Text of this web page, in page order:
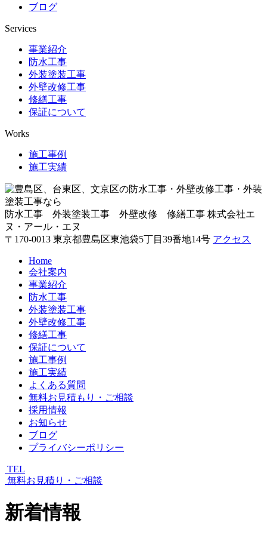
ブログ
Services
事業紹介
防水工事
外装塗装工事
外壁改修工事
修繕工事
保証について
Works
施工事例
施工実績
防水工事 外装塗装工事 外壁改修 修繕工事 株式会社エ
ヌ・アール・エヌ
〒170-0013 東京都豊島区東池袋5丁目39番地14号 アクセス
Home
会社案内
事業紹介
防水工事
外装塗装工事
外壁改修工事
修繕工事
保証について
施工事例
施工実績
よくある質問
無料お見積もり・ご相談
採用情報
お知らせ
ブログ
プライバシーポリシー
TEL
無料お見積り・ご相談
新着情報